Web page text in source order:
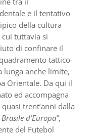
e il tentativo
della cultura
tuttavia si
di confinare il
tattico-
lunga anche limite,
Orientale. Da qui il
ed accompagna
quasi trent’anni dalla
Brasile d’Europa”,
del Futebol